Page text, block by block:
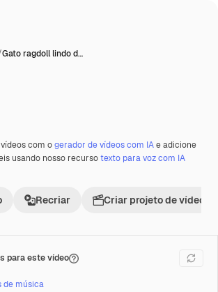
Gato ragdoll lindo d…
com ogerador de vídeos com IAe adicione
usando nosso recursotexto para voz com IA
Recriar Criar projeto de vídeo
para este vídeo
de música